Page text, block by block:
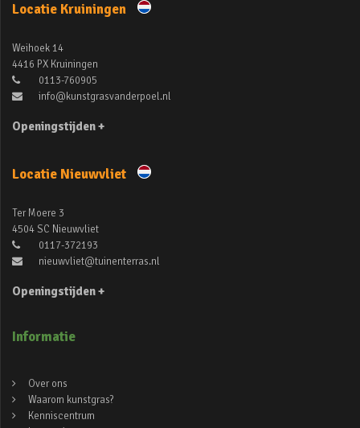
Locatie Kruiningen
Weihoek 14
4416 PX Kruiningen
0113-760905
info@kunstgrasvanderpoel.nl
Openingstijden +
Locatie Nieuwvliet
Ter Moere 3
4504 SC Nieuwvliet
0117-372193
nieuwvliet@tuinenterras.nl
Openingstijden +
Informatie
Over ons
Waarom kunstgras?
Kenniscentrum